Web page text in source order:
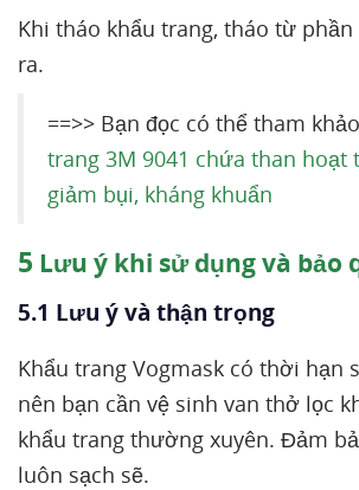
Khi tháo khẩu trang, tháo từ
ra.
==>> Bạn đọc có thể tham
trang 3M 9041 chứa than hoạt
giảm bụi, kháng khuẩn
5 Lưu ý khi sử dụng và bảo
5.1 Lưu ý và thận trọng
Khẩu trang Vogmask có thời hạn
nên bạn cần vệ sinh van thở lọc
khẩu trang thường xuyên. Đảm
luôn sạch sẽ.